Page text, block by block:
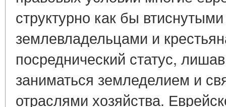
структурно как бы
землевладельцами и
посреднический статус,
заниматься земледелием и
отраслями хозяйства.